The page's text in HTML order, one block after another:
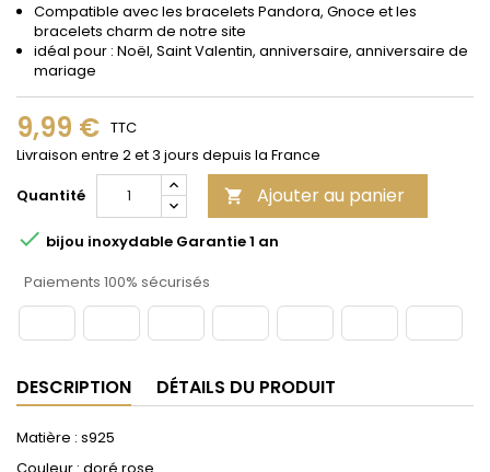
Compatible avec les bracelets Pandora, Gnoce et les
bracelets charm de notre site
idéal pour : Noël, Saint Valentin, anniversaire, anniversaire de
mariage
9,99 € TTC
Livraison entre 2 et 3 jours depuis la France
Quantité
 Ajouter au panier
 bijou inoxydable Garantie 1 an
Paiements 100% sécurisés
DESCRIPTION DÉTAILS DU PRODUIT
Matière : s925